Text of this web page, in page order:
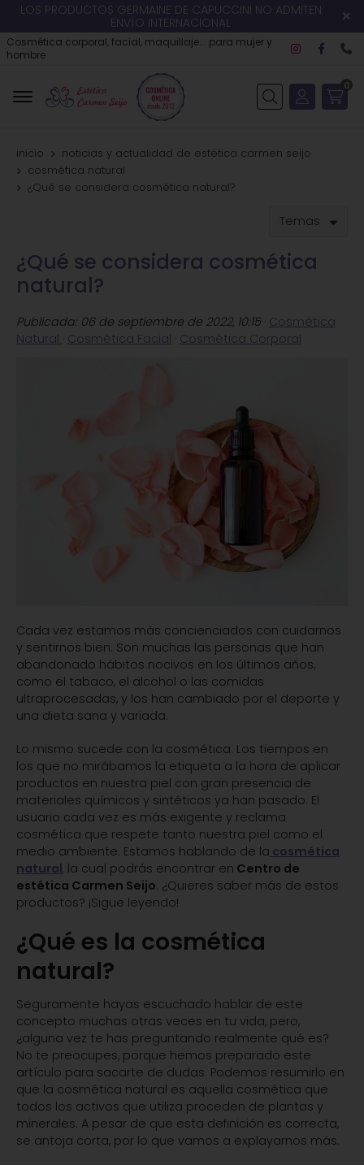
LOS PRODUCTOS GERMAINE DE CAPUCCINI NO ADMITEN
ENVÍO INTERNACIONAL
Cosmética corporal, facial, maquillaje... para mujer y
hombre
Buscar
0
inicio
noticias y actualidad de estética carmen seijo
cosmética natural
¿Qué se considera cosmética natural?
Temas
¿Qué se considera cosmética
natural?
Publicada: 06 de septiembre de 2022, 10:15 · Cosmética
Natural · Cosmética Facial · Cosmética Corporal
Cada vez estamos más concienciados con cuidarnos
y sentirnos bien. Son muchas las personas que han
abandonado hábitos nocivos en los últimos años,
como el tabaco, el alcohol o las comidas
ultraprocesadas, y los han cambiado por el deporte y
una dieta sana y variada.
Lo mismo sucede con la cosmética. Los tiempos en
los que no mirábamos la etiqueta a la hora de aplicar
productos en nuestra piel con gran presencia de
materiales químicos y sintéticos ya han pasado. El
usuario cada vez es más exigente y reclama
cosmética que respete tanto nuestra piel como el
medio ambiente. Estamos hablando de la cosmética
natural, la cual podrás encontrar en Centro de
estética Carmen Seijo. ¿Quieres saber más de estos
productos? ¡Sigue leyendo!
¿Qué es la cosmética
natural?
Seguramente hayas escuchado hablar de este
concepto muchas otras veces en tu vida, pero,
¿alguna vez te has preguntando realmente qué es?
No te preocupes, porque hemos preparado este
artículo para sacarte de dudas. Podemos resumirlo en
que la cosmética natural es aquella cosmética que
todos los activos que utiliza proceden de plantas y
minerales. A pesar de que esta definición es correcta,
se antoja corta, por lo que vamos a explayarnos más.